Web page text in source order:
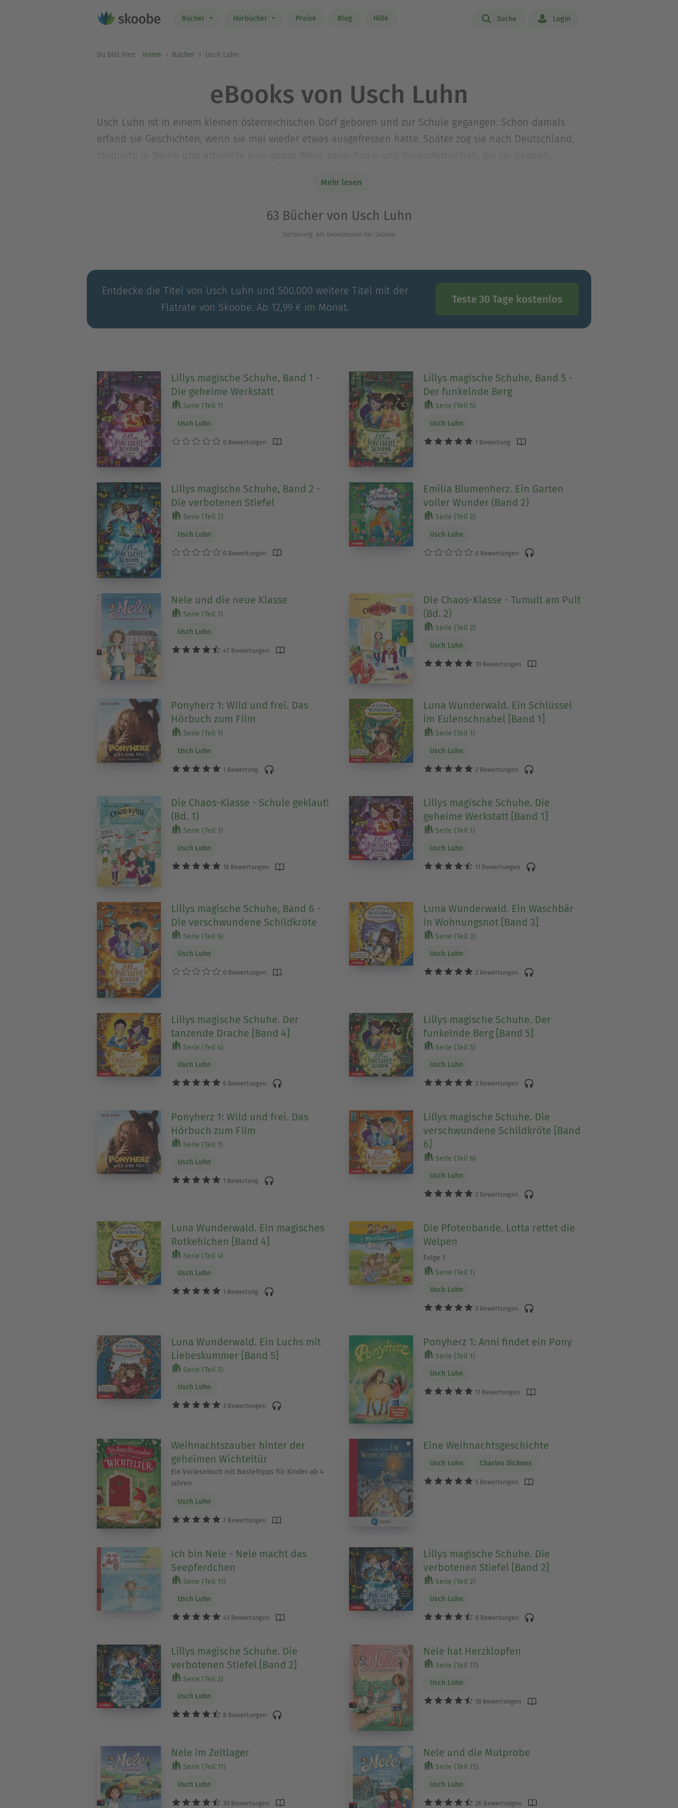
Bücher Hörbücher Preise Blog Hilfe Suche Login
Du bist hier: Home Bücher Usch Luhn
eBooks von Usch Luhn
Usch Luhn ist in einem kleinen österreichischen Dorf geboren und zur Schule gegangen. Schon damals
erfand sie Geschichten, wenn sie mal wieder etwas ausgefressen hatte. Später zog sie nach Deutschland,
studierte in Berlin und arbeitete eine ganze Weile beim Radio und Kinderfernsehen, bis sie begann,
Mehr lesen
63 Bücher von Usch Luhn
Sortierung: am beliebtesten bei Skoobe
Entdecke die Titel von Usch Luhn und 500.000 weitere Titel mit der
Flatrate von Skoobe. Ab 12,99 € im Monat.
Teste 30 Tage kostenlos
Lillys magische Schuhe, Band 1 -
Die geheime Werkstatt
Serie (Teil 1)
Usch Luhn
0 Bewertungen
Lillys magische Schuhe, Band 5 -
Der funkelnde Berg
Serie (Teil 5)
Usch Luhn
1 Bewertung
Lillys magische Schuhe, Band 2 -
Die verbotenen Stiefel
Serie (Teil 2)
Usch Luhn
0 Bewertungen
Emilia Blumenherz. Ein Garten
voller Wunder (Band 2)
Serie (Teil 2)
Usch Luhn
0 Bewertungen
Nele und die neue Klasse
Serie (Teil 1)
Usch Luhn
47 Bewertungen
Die Chaos-Klasse - Tumult am Pult
(Bd. 2)
Serie (Teil 2)
Usch Luhn
10 Bewertungen
Ponyherz 1: Wild und frei. Das
Hörbuch zum Film
Serie (Teil 1)
Usch Luhn
1 Bewertung
Luna Wunderwald. Ein Schlüssel
im Eulenschnabel [Band 1]
Serie (Teil 1)
Usch Luhn
2 Bewertungen
Die Chaos-Klasse - Schule geklaut!
(Bd. 1)
Serie (Teil 1)
Usch Luhn
18 Bewertungen
Lillys magische Schuhe. Die
geheime Werkstatt [Band 1]
Serie (Teil 1)
Usch Luhn
11 Bewertungen
Lillys magische Schuhe, Band 6 -
Die verschwundene Schildkröte
Serie (Teil 6)
Usch Luhn
0 Bewertungen
Luna Wunderwald. Ein Waschbär
in Wohnungsnot [Band 3]
Serie (Teil 3)
Usch Luhn
2 Bewertungen
Lillys magische Schuhe. Der
tanzende Drache [Band 4]
Serie (Teil 4)
Usch Luhn
6 Bewertungen
Lillys magische Schuhe. Der
funkelnde Berg [Band 5]
Serie (Teil 5)
Usch Luhn
3 Bewertungen
Ponyherz 1: Wild und frei. Das
Hörbuch zum Film
Serie (Teil 1)
Usch Luhn
1 Bewertung
Lillys magische Schuhe. Die
verschwundene Schildkröte [Band
6]
Serie (Teil 6)
Usch Luhn
2 Bewertungen
Luna Wunderwald. Ein magisches
Rotkehlchen [Band 4]
Serie (Teil 4)
Usch Luhn
1 Bewertung
Die Pfotenbande. Lotta rettet die
Welpen
Folge 1
Serie (Teil 1)
Usch Luhn
3 Bewertungen
Luna Wunderwald. Ein Luchs mit
Liebeskummer [Band 5]
Serie (Teil 5)
Usch Luhn
3 Bewertungen
Ponyherz 1: Anni findet ein Pony
Serie (Teil 1)
Usch Luhn
11 Bewertungen
Weihnachtszauber hinter der
geheimen Wichteltür
Ein Vorlesebuch mit Basteltipps für Kinder ab 4
Jahren
Usch Luhn
7 Bewertungen
Eine Weihnachtsgeschichte
Usch Luhn Charles Dickens
5 Bewertungen
Ich bin Nele - Nele macht das
Seepferdchen
Serie (Teil 11)
Usch Luhn
43 Bewertungen
Lillys magische Schuhe. Die
verbotenen Stiefel [Band 2]
Serie (Teil 2)
Usch Luhn
8 Bewertungen
Lillys magische Schuhe. Die
verbotenen Stiefel [Band 2]
Serie (Teil 2)
Usch Luhn
8 Bewertungen
Nele hat Herzklopfen
Serie (Teil 17)
Usch Luhn
18 Bewertungen
Nele im Zeltlager
Serie (Teil 11)
Usch Luhn
30 Bewertungen
Nele und die Mutprobe
Serie (Teil 15)
Usch Luhn
26 Bewertungen